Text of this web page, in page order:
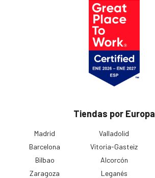
Tiendas por Europa
Madrid
Barcelona
Bilbao
Zaragoza
Valladolid
Vitoria-Gasteiz
Alcorcón
Leganés